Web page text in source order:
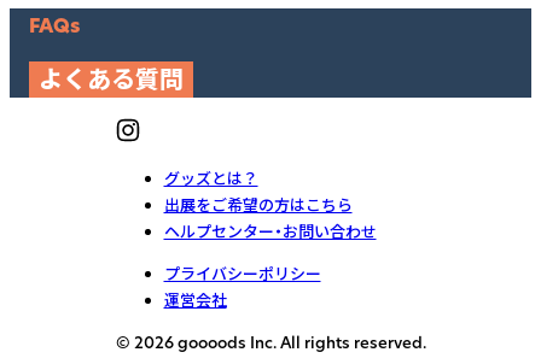
FAQs
よくある質問
グッズとは？
出展をご希望の方はこちら
ヘルプセンター・お問い合わせ
プライバシーポリシー
運営会社
© 2026 goooods Inc. All rights reserved.